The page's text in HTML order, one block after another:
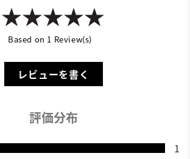
Based on 1 Review(s)
レビューを書く
評価分布
1